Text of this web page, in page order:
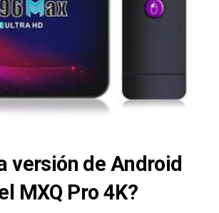
versión de Android
MXQ Pro 4K?